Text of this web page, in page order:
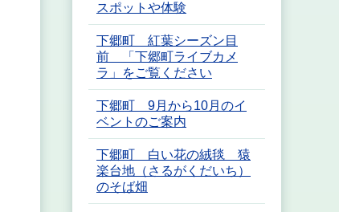
スポットや体験
下郷町 紅葉シーズン目
前 「下郷町ライブカメ
ラ」をご覧ください
下郷町 9月から10月のイ
ベントのご案内
下郷町 白い花の絨毯 猿
楽台地（さるがくだいち）
のそば畑